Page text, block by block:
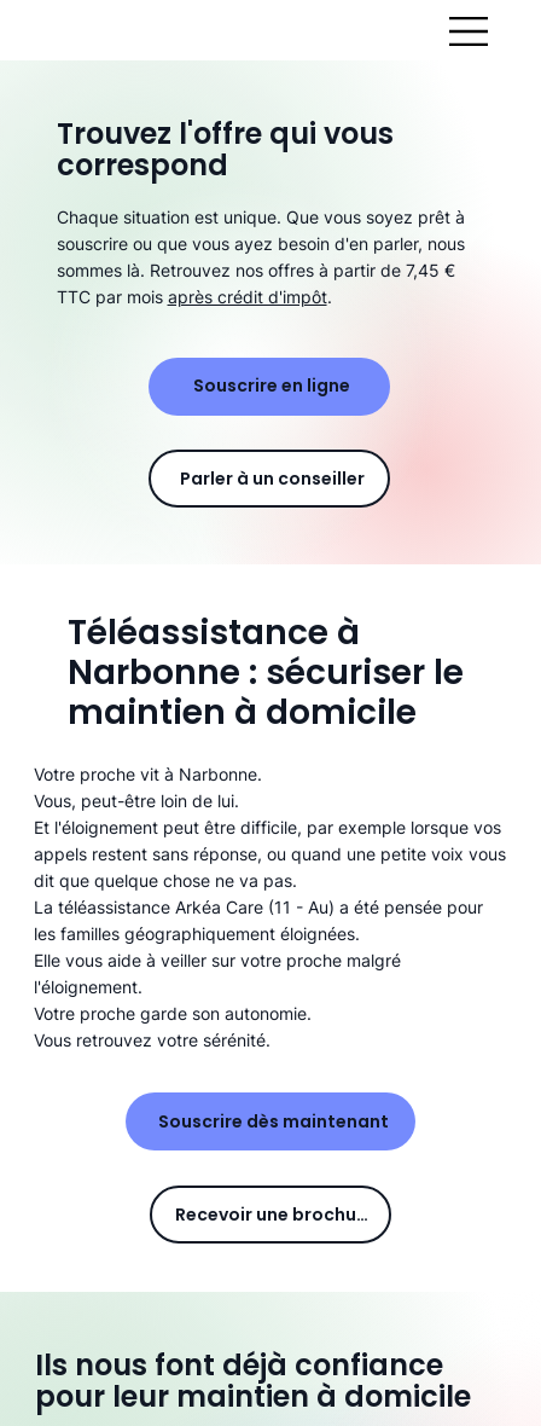
Téléassistance à
Narbonne : sécuriser le
maintien à domicile
Votre proche vit à Narbonne.
Vous, peut-être loin de lui.
Et l'éloignement peut être difficile, par exemple lorsque vos
appels restent sans réponse, ou quand une petite voix vous
dit que quelque chose ne va pas.
La téléassistance Arkéa Care (11 - Au) a été pensée pour
les familles géographiquement éloignées.
Elle vous aide à veiller sur votre proche malgré
l'éloignement.
Votre proche garde son autonomie.
Vous retrouvez votre sérénité.
Souscrire dès maintenant
Recevoir une brochure
Ils nous font déjà confiance
pour leur maintien à domicile
Trouvez l'offre qui vous
correspond
Chaque situation est unique. Que vous soyez prêt à
souscrire ou que vous ayez besoin d'en parler, nous
sommes là. Retrouvez nos offres à partir de 7,45 €
TTC par mois après crédit d'impôt.
Souscrire en ligne
Parler à un conseiller